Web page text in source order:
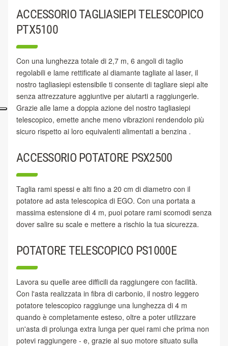
ACCESSORIO TAGLIASIEPI TELESCOPICO
PTX5100
Con una lunghezza totale di 2,7 m, 6 angoli di taglio
regolabili e lame rettificate al diamante tagliate al laser, il
nostro tagliasiepi estensibile ti consente di tagliare siepi alte
senza attrezzature aggiuntive per aiutarti a raggiungerle.
Grazie alle lame a doppia azione del nostro tagliasiepi
telescopico, emette anche meno vibrazioni rendendolo più
sicuro rispetto ai loro equivalenti alimentati a benzina .
ACCESSORIO POTATORE PSX2500
Taglia rami spessi e alti fino a 20 cm di diametro con il
potatore ad asta telescopica di EGO. Con una portata a
massima estensione di 4 m, puoi potare rami scomodi senza
dover salire su scale e mettere a rischio la tua sicurezza.
POTATORE TELESCOPICO PS1000E
Lavora su quelle aree difficili da raggiungere con facilità.
Con l'asta realizzata in fibra di carbonio, il nostro leggero
potatore telescopico raggiunge una lunghezza di 4 m
quando è completamente esteso, oltre a poter utilizzare
un'asta di prolunga extra lunga per quei rami che prima non
potevi raggiungere - e, grazie al suo motore situato sulla